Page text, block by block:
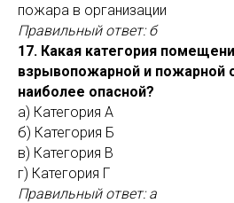
пожара в организации
Правильный ответ: б
17. Какая категория
взрывопожарной и пожарной
наиболее опасной?
а) Категория А
б) Категория Б
в) Категория В
г) Категория Г
Правильный ответ: а